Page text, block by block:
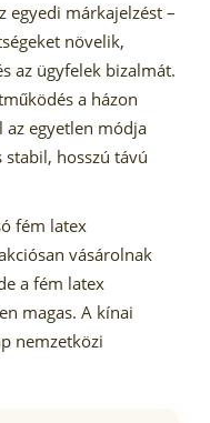
egyedi márkajelzést –
növelik,
az ügyfelek bizalmát.
a házon
egyetlen módja
hosszú távú
fém latex
vásárolnak
a fém latex
magas. A kínai
nemzetközi